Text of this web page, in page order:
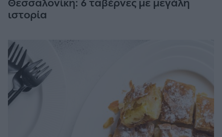
Θεσσαλονίκη: 6 ταβέρνες με μεγάλη
ιστορία